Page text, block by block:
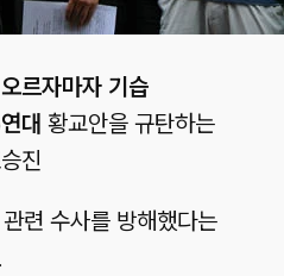
르자마자 기습
대 황교안을 규탄하는
진
련 수사를 방해했다는